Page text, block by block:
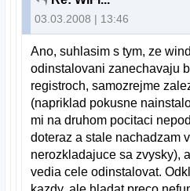
03.03.2008 | 13:46
Ano, suhlasim s tym, ze
odinstalovani zanechavaju
registroch, samozrejme
(napriklad pokusne
mi na druhom pocitaci
doteraz a stale nachadzam
nerozkladajuce sa zvysky),
vedia cele odinstalovat.